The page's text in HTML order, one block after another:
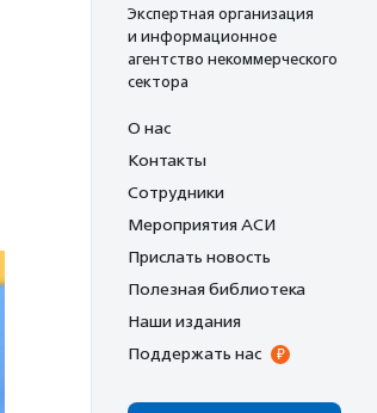
Экспертная организация
и информационное
агентство некоммерческого
сектора
О нас
Контакты
Сотрудники
Мероприятия АСИ
Прислать новость
Полезная библиотека
Наши издания
Поддержать нас